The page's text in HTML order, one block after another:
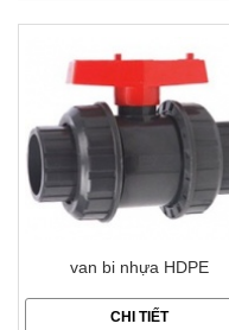
van bi nhựa HDPE
CHI TIẾT